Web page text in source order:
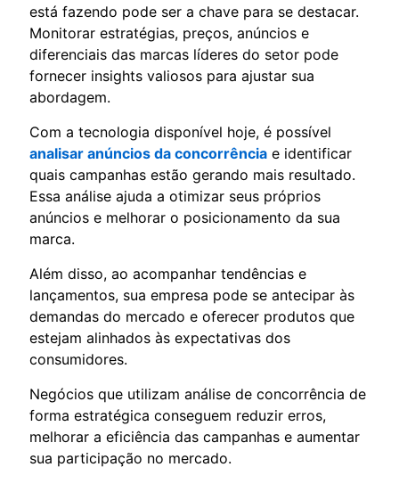
está fazendo pode ser a chave para se destacar.
Monitorar estratégias, preços, anúncios e
diferenciais das marcas líderes do setor pode
fornecer insights valiosos para ajustar sua
abordagem.
Com a tecnologia disponível hoje, é possível
analisar anúncios da concorrência e identificar
quais campanhas estão gerando mais resultado.
Essa análise ajuda a otimizar seus próprios
anúncios e melhorar o posicionamento da sua
marca.
Além disso, ao acompanhar tendências e
lançamentos, sua empresa pode se antecipar às
demandas do mercado e oferecer produtos que
estejam alinhados às expectativas dos
consumidores.
Negócios que utilizam análise de concorrência de
forma estratégica conseguem reduzir erros,
melhorar a eficiência das campanhas e aumentar
sua participação no mercado.